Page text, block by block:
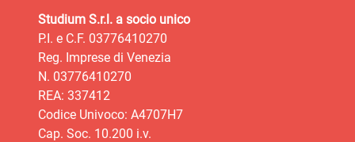
Studium S.r.l. a socio unico
P.I. e C.F. 03776410270
Reg. Imprese di Venezia
N. 03776410270
REA: 337412
Codice Univoco: A4707H7
Cap. Soc. 10.200 i.v.